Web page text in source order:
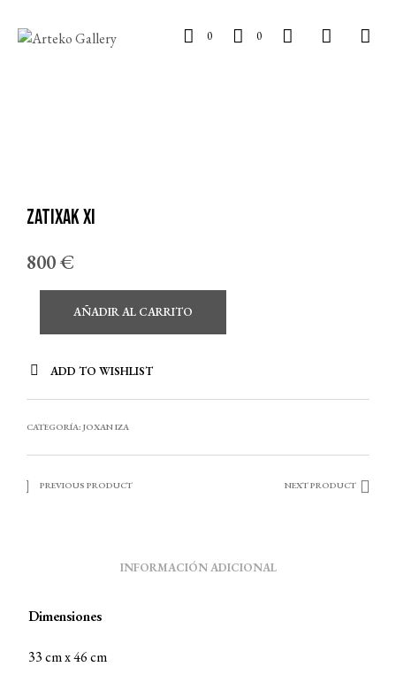
0 0
Zatixak XI
800€
AÑADIR AL CARRITO
ADD TO WISHLIST
CATEGORÍA: JOXAN IZA
PREVIOUS PRODUCT NEXT PRODUCT
INFORMACIÓN ADICIONAL
Dimensiones
33 cm x 46 cm